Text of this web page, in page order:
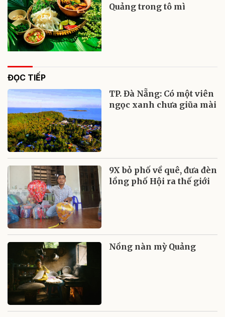
Quảng trong tô mì
ĐỌC TIẾP
TP. Đà Nẵng: Có một viên
ngọc xanh chưa giũa mài
9X bỏ phố về quê, đưa đèn
lồng phố Hội ra thế giới
Nồng nàn mỳ Quảng